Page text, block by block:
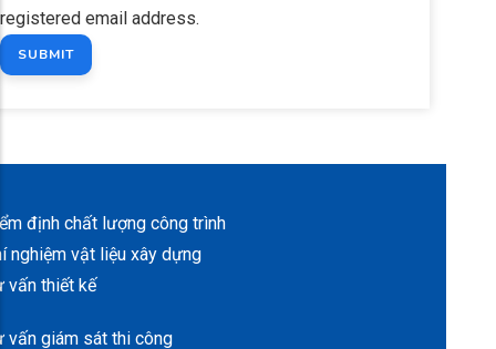
registered email address.
định chất lượng công trình
nghiệm vật liệu xây dựng
vấn thiết kế
vấn giám sát thi công